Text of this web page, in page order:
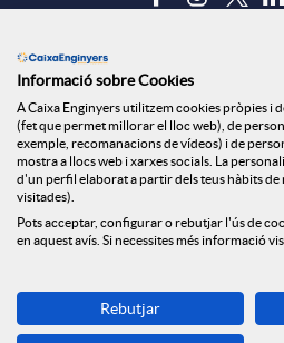
Política de
Avís legal
Seguretat
Canal
Descarrega-
Banca
Informació sobre Cookies
A Caixa Enginyers utilitzem cookies pròpies i
(fet que permet millorar el lloc web), de
exemple, recomanacions de vídeos) i de
mostra a llocs web i xarxes socials. La
d'un perfil elaborat a partir dels teus hàbits de
visitades).
Pots acceptar, configurar o rebutjar l'ús de
en aquest avís. Si necessites més informació
Rebutjar